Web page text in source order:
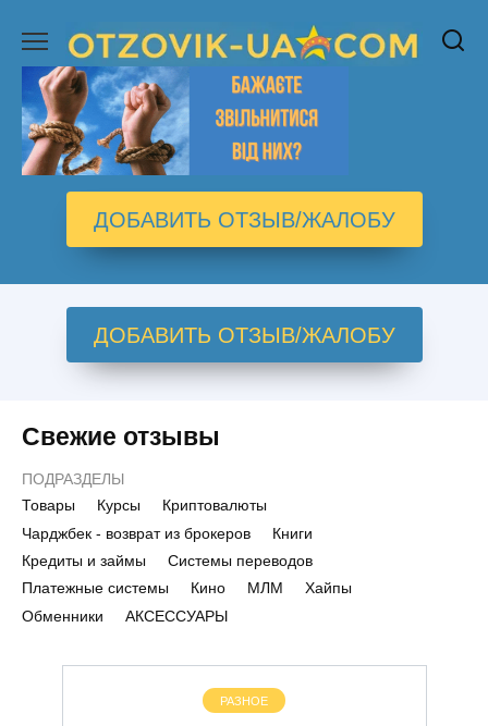
содержанию
ДОБАВИТЬ ОТЗЫВ/ЖАЛОБУ
ДОБАВИТЬ ОТЗЫВ/ЖАЛОБУ
Свежие отзывы
ПОДРАЗДЕЛЫ
Товары
Курсы
Криптовалюты
Чарджбек - возврат из брокеров
Книги
Кредиты и займы
Системы переводов
Платежные системы
Кино МЛМ
Хайпы
Обменники
АКСЕССУАРЫ
РАЗНОЕ